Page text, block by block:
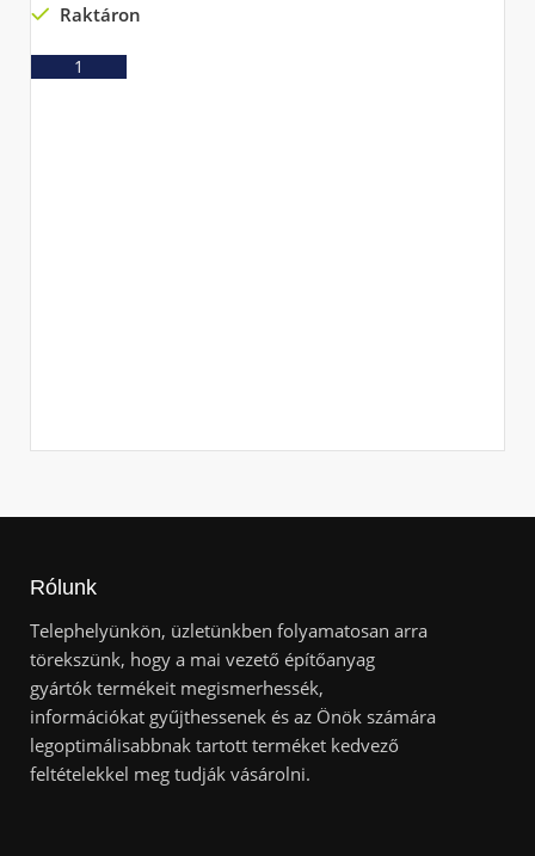
Raktáron
Rólunk
Telephelyünkön, üzletünkben folyamatosan arra
törekszünk, hogy a mai vezető építőanyag
gyártók termékeit megismerhessék,
információkat gyűjthessenek és az Önök számára
legoptimálisabbnak tartott terméket kedvező
feltételekkel meg tudják vásárolni.